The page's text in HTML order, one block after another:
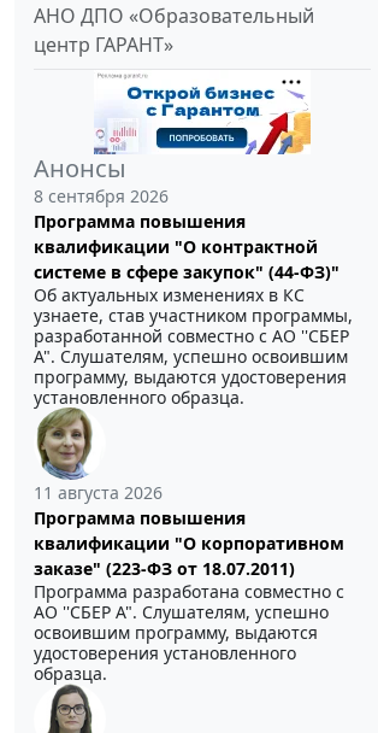
АНО ДПО «Образовательный
центр ГАРАНТ»
Анонсы
8 сентября 2026
Программа повышения
квалификации "О контрактной
системе в сфере закупок" (44-ФЗ)"
Об актуальных изменениях в КС
узнаете, став участником программы,
разработанной совместно с АО ''СБЕР
А". Слушателям, успешно освоившим
программу, выдаются удостоверения
установленного образца.
11 августа 2026
Программа повышения
квалификации "О корпоративном
заказе" (223-ФЗ от 18.07.2011)
Программа разработана совместно с
АО ''СБЕР А". Слушателям, успешно
освоившим программу, выдаются
удостоверения установленного
образца.